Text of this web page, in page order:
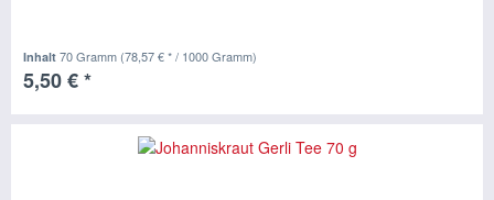
Inhalt70 Gramm (78,57 € * / 1000 Gramm)
5,50 € *